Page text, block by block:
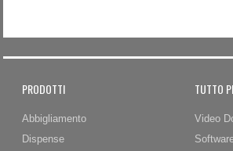
PRODOTTI
Abbigliamento
Dispense
TUTTO
Video